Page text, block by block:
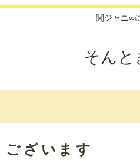
関ジャニ∞
そんと
ざいます